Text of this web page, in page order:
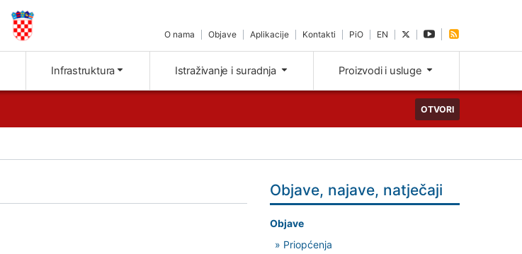
O nama Objave Aplikacije Kontakti PiO EN
Infrastruktura Istraživanje i suradnja Proizvodi i usluge
OTVORI
Objave, najave, natječaji
Objave
» Priopćenja